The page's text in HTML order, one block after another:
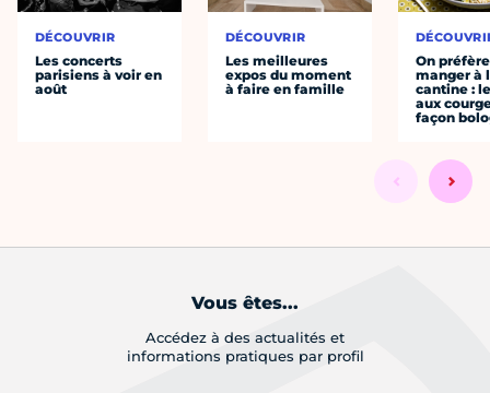
DÉCOUVRIR
Les concerts
parisiens à voir en
août
DÉCOUVRIR
Les meilleures
expos du moment
à faire en famille
On préfère
manger à
cantine :
aux
façon
Vous êtes...
Accédez à des actualités et
informations pratiques par profil